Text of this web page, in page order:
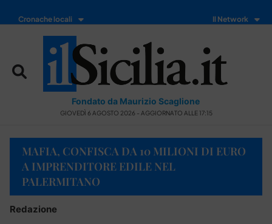
Cronache locali Il Network
Fondato da Maurizio Scaglione
GIOVEDÌ 6 AGOSTO 2026 - AGGIORNATO ALLE 17:15
MAFIA, CONFISCA DA 10 MILIONI DI EURO
A IMPRENDITORE EDILE NEL
PALERMITANO
Redazione